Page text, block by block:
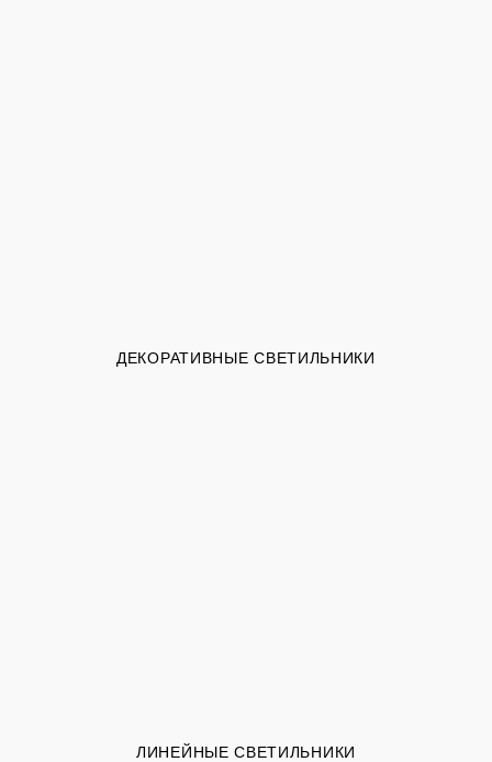
ДЕКОРАТИВНЫЕ СВЕТИЛЬНИКИ
ЛИНЕЙНЫЕ СВЕТИЛЬНИКИ